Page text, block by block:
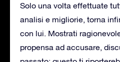
Solo una volta effettuate
analisi e migliorie, torna
con lui. Mostrati
propensa ad accusare,